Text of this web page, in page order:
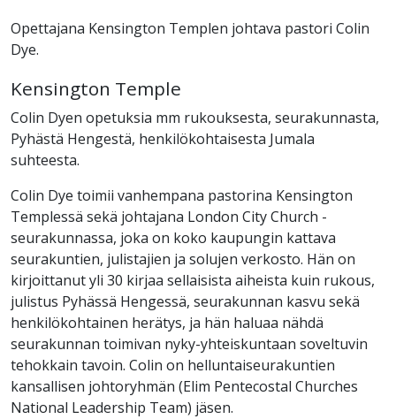
Opettajana Kensington Templen johtava pastori Colin
Dye.
Kensington Temple
Colin Dyen opetuksia mm rukouksesta, seurakunnasta,
Pyhästä Hengestä, henkilökohtaisesta Jumala
suhteesta.
Colin Dye toimii vanhempana pastorina Kensington
Templessä sekä johtajana London City Church -
seurakunnassa, joka on koko kaupungin kattava
seurakuntien, julistajien ja solujen verkosto. Hän on
kirjoittanut yli 30 kirjaa sellaisista aiheista kuin rukous,
julistus Pyhässä Hengessä, seurakunnan kasvu sekä
henkilökohtainen herätys, ja hän haluaa nähdä
seurakunnan toimivan nyky-yhteiskuntaan soveltuvin
tehokkain tavoin. Colin on helluntaiseurakuntien
kansallisen johtoryhmän (Elim Pentecostal Churches
National Leadership Team) jäsen.